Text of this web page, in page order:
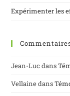
Expérimenter les
Jean-Luc dans
Vellainedans